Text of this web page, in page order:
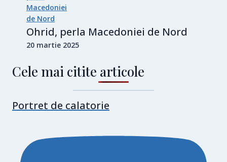
Ohrid, perla Macedoniei de Nord
20 martie 2025
Cele mai citite articole
Portret de calatorie